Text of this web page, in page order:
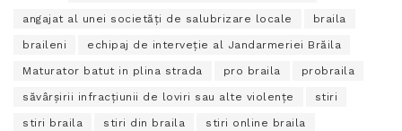
angajat al unei societăţi de salubrizare locale braila
braileni echipaj de interveţie al Jandarmeriei Brăila
Maturator batut in plina strada pro braila probraila
săvârşirii infracţiunii de loviri sau alte violenţe stiri
stiri braila stiri din braila stiri online braila